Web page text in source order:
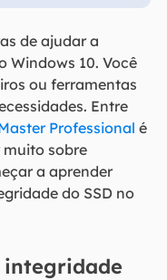
de ajudar a
Windows 10. Você
ou ferramentas
Entre
Professional é
sobre
a aprender
do SSD no
integridade